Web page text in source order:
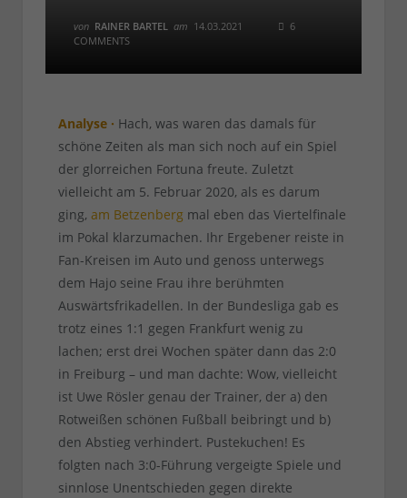
von RAINER BARTEL am 14.03.2021
6
COMMENTS
Analyse · Hach, was waren das damals für
schöne Zeiten als man sich noch auf ein Spiel
der glorreichen Fortuna freute. Zuletzt
vielleicht am 5. Februar 2020, als es darum
ging, am Betzenbergmal eben das Viertelfinale
im Pokal klarzumachen. Ihr Ergebener reiste in
Fan-Kreisen im Auto und genoss unterwegs
dem Hajo seine Frau ihre berühmten
Auswärtsfrikadellen. In der Bundesliga gab es
trotz eines 1:1 gegen Frankfurt wenig zu
lachen; erst drei Wochen später dann das 2:0
in Freiburg – und man dachte: Wow, vielleicht
ist Uwe Rösler genau der Trainer, der a) den
Rotweißen schönen Fußball beibringt und b)
den Abstieg verhindert. Pustekuchen! Es
folgten nach 3:0-Führung vergeigte Spiele und
sinnlose Unentschieden gegen direkte